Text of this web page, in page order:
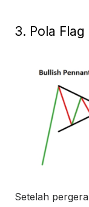
3. Pola
Setelah